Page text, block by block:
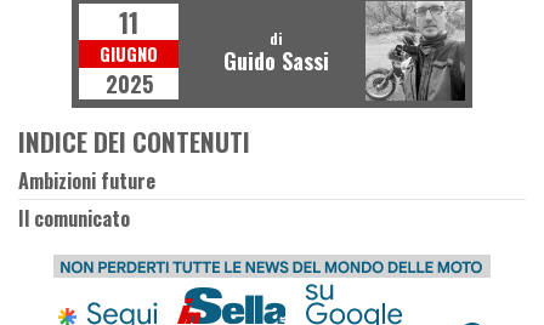
11
GIUGNO
2025
di
Guido Sassi
INDICE DEI CONTENUTI
Ambizioni future
Il comunicato